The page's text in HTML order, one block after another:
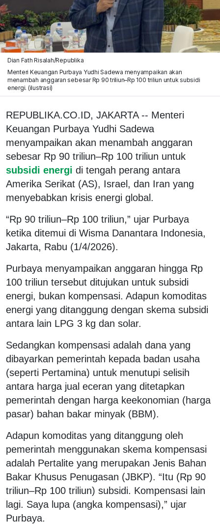
Dian Fath Risalah/Republika
Menteri Keuangan Purbaya Yudhi Sadewa menyampaikan akan
menambah anggaran sebesar Rp 90 triliun–Rp 100 triliun untuk subsidi
energi. (ilustrasi)
REPUBLIKA.CO.ID, JAKARTA -- Menteri
Keuangan Purbaya Yudhi Sadewa
menyampaikan akan menambah anggaran
sebesar Rp 90 triliun–Rp 100 triliun untuk
subsidi energi di tengah perang antara
Amerika Serikat (AS), Israel, dan Iran yang
menyebabkan krisis energi global.
“Rp 90 triliun–Rp 100 triliun,” ujar Purbaya
ketika ditemui di Wisma Danantara Indonesia,
Jakarta, Rabu (1/4/2026).
Purbaya menyampaikan anggaran hingga Rp
100 triliun tersebut ditujukan untuk subsidi
energi, bukan kompensasi. Adapun komoditas
energi yang ditanggung dengan skema subsidi
antara lain LPG 3 kg dan solar.
Sedangkan kompensasi adalah dana yang
dibayarkan pemerintah kepada badan usaha
(seperti Pertamina) untuk menutupi selisih
antara harga jual eceran yang ditetapkan
pemerintah dengan harga keekonomian (harga
pasar) bahan bakar minyak (BBM).
Adapun komoditas yang ditanggung oleh
pemerintah menggunakan skema kompensasi
adalah Pertalite yang merupakan Jenis Bahan
Bakar Khusus Penugasan (JBKP). “Itu (Rp 90
triliun–Rp 100 triliun) subsidi. Kompensasi lain
lagi. Saya lupa (angka kompensasi),” ujar
Purbaya.